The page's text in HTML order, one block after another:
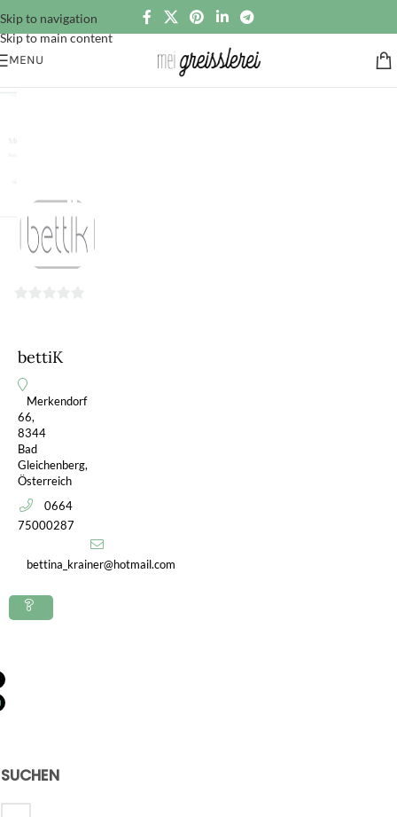
Skip to navigation
Skip to main content
MENU
5bettiK
Merkendorf
66,
8344
Bad
Gleichenberg,
Österreich
0664
75000287
bettina_krainer@hotmail.com
SUCHEN